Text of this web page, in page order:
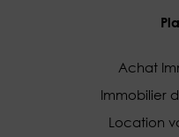
Achat
Immobilier
Location